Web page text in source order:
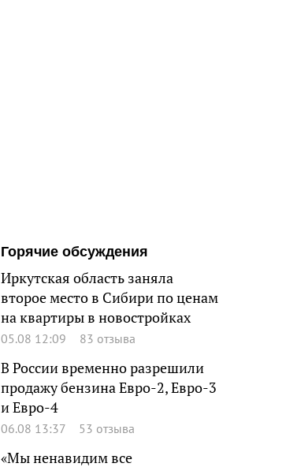
Горячие обсуждения
Иркутская область заняла
второе место в Сибири по ценам
на квартиры в новостройках
05.08 12:09 83 отзыва
В России временно разрешили
продажу бензина Евро-2, Евро-3
и Евро-4
06.08 13:37 53 отзыва
«Мы ненавидим все